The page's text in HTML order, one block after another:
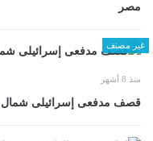
مصر
غير مصنف
منذ 8 أشهر
قصف مدفعى إسرائيلى